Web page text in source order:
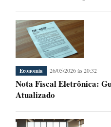
Economia 26/05/2026 às 20:32
Nota Fiscal Eletrônica:
Atualizado